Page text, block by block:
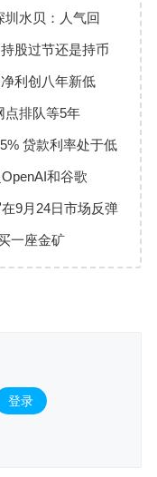
水贝：人气回
股过节还是持币
利创八年新低
点排队等5年
贷款利率处于低
和谷歌
9月24日市场反弹
一座金矿
登录 。